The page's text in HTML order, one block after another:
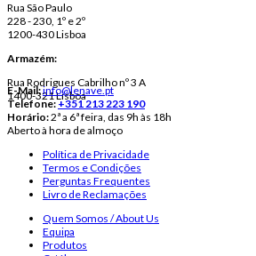
Rua São Paulo
228 - 230, 1º e 2º
1200-430 Lisboa
Armazém:
Rua Rodrigues Cabrilho nº 3 A
1400-321 Lisboa
E-Mail:info@lenave.pt
Telefone:+351 213 223 190
Horário:2ª a 6ª feira, das 9h às 18h
Aberto à hora de almoço
Política de Privacidade
Termos e Condições
Perguntas Frequentes
Livro de Reclamações
Quem Somos / About Us
Equipa
Produtos